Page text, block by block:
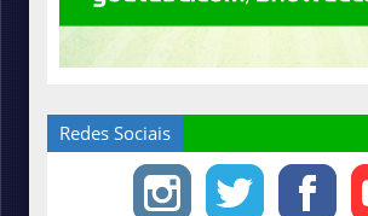
Redes Sociais